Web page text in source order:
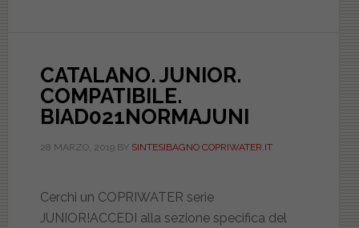
CATALANO. JUNIOR.
COMPATIBILE.
BIAD021NORMAJUNI
28 MARZO, 2019BY SINTESIBAGNO COPRIWATER.IT
Cerchi un COPRIWATER serie
JUNIOR!ACCEDI alla sezione specifica del